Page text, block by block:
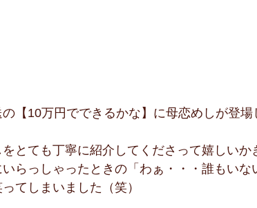
【10万円でできるかな】に母恋めしが登場
とても丁寧に紹介してくださって嬉しいか
らっしゃったときの「わぁ・・・誰もいな
てしまいました（笑）